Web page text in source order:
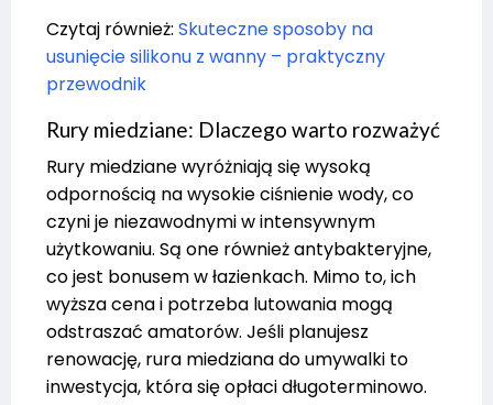
Czytaj również: Skuteczne sposoby na
usunięcie silikonu z wanny – praktyczny
przewodnik
Rury miedziane: Dlaczego warto rozważyć
Rury miedziane wyróżniają się wysoką
odpornością na wysokie ciśnienie wody, co
czyni je niezawodnymi w intensywnym
użytkowaniu. Są one również antybakteryjne,
co jest bonusem w łazienkach. Mimo to, ich
wyższa cena i potrzeba lutowania mogą
odstraszać amatorów. Jeśli planujesz
renowację, rura miedziana do umywalki to
inwestycja, która się opłaci długoterminowo.